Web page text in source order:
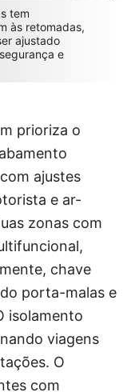
tem
às retomadas,
ajustado
e
prioriza o
ajustes
e ar-
zonas com
chave
porta-malas e
isolamento
viagens
O
com